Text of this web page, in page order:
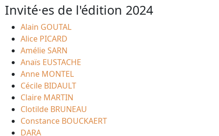
Invité·es de l'édition 2024
Alain GOUTAL
Alice PICARD
Amélie SARN
Anaïs EUSTACHE
Anne MONTEL
Cécile BIDAULT
Claire MARTIN
Clotilde BRUNEAU
Constance BOUCKAERT
DARA